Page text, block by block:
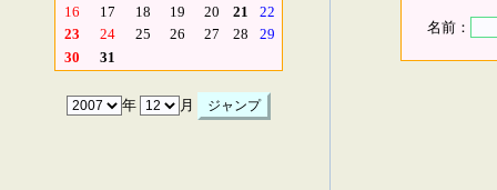
16
17 18 19 20 21
22
23
24 25 26 27 28
29
30
31
年 月
名前：